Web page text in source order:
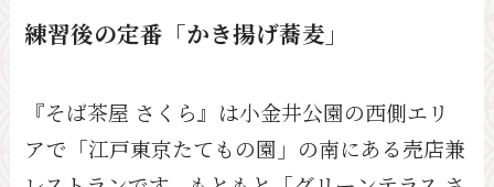
練習後の定番「かき揚げ蕎麦」
『そば茶屋 さくら』は小金井公園の西側エリ
アで「江戸東京たてもの園」の南にある売店兼